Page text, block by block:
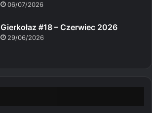
06/07/2026
Gierkołaz #18 – Czerwiec 2026
29/06/2026